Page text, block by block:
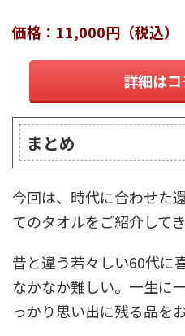
価格：11,000円（税込）
詳細は
まとめ
今回は、時代に合わせた
てのタオルをご紹介してき
昔と違う若々しい60代に
なかなか難しい。一生に
っかり思い出に残る品を